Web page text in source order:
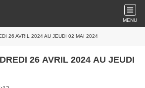
MENU
26 AVRIL 2024 AU JEUDI 02 MAI 2024
26 AVRIL 2024 AU JEUDI